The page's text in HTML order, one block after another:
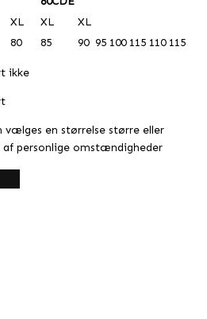
XL XL
XL
80 85 90 95 100 115 110 115
ikke
vælges en størrelse større eller
personlige omstændigheder